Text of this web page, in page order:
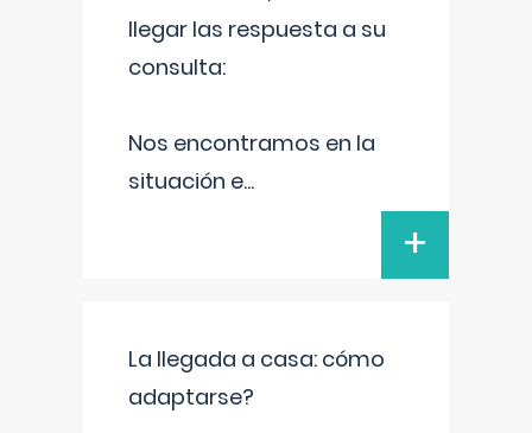
llegar las respuesta a su
consulta:
Nos encontramos en la
situación e...
+
La llegada a casa: cómo
adaptarse?